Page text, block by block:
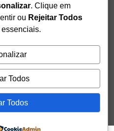
. Clique em
ou Rejeitar Todos
Todos
Todos